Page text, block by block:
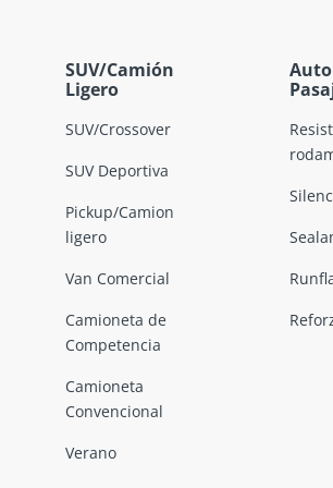
SUV/Camión
Ligero
SUV/Crossover
SUV Deportiva
Pickup/Camion
ligero
Van Comercial
Camioneta de
Competencia
Camioneta
Convencional
Verano